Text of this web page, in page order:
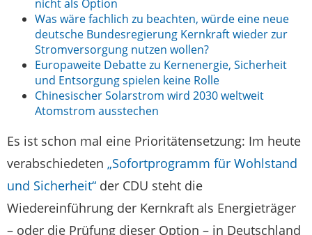
nicht als Option
Was wäre fachlich zu beachten, würde eine neue
deutsche Bundesregierung Kernkraft wieder zur
Stromversorgung nutzen wollen?
Europaweite Debatte zu Kernenergie, Sicherheit
und Entsorgung spielen keine Rolle
Chinesischer Solarstrom wird 2030 weltweit
Atomstrom ausstechen
Es ist schon mal eine Prioritätensetzung: Im heute
verabschiedeten „Sofortprogramm für Wohlstand
und Sicherheit“ der CDU steht die
Wiedereinführung der Kernkraft als Energieträger
– oder die Prüfung dieser Option – in Deutschland